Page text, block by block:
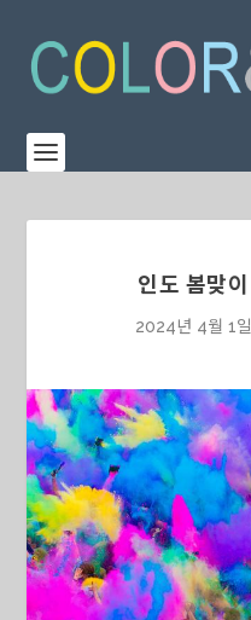
인도 봄맞이
2024년 4월 1일